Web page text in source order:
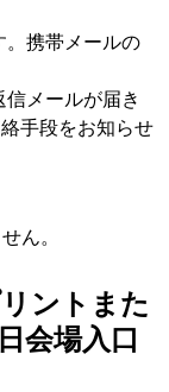
。携帯メールの
メールが届き
手段をお知らせ
ん。
ントまた
会場入口